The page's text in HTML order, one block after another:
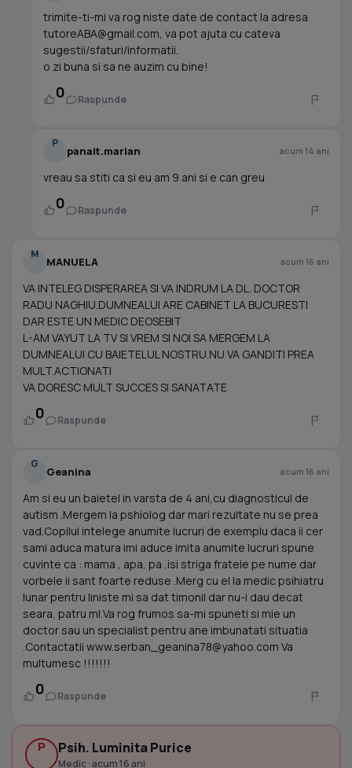
trimite-ti-mi va rog niste date de contact la adresa
tutoreABA@gmail.com, va pot ajuta cu cateva
sugestii/sfaturi/informatii.
o zi buna si sa ne auzim cu bine!
0 Raspunde
P
panait.marian acum 14 ani
vreau sa stiti ca si eu am 9 ani si e can greu
0 Raspunde
M
MANUELA acum 16 ani
VA INTELEG DISPERAREA SI VA INDRUM LA DL. DOCTOR
RADU NAGHIU.DUMNEALUI ARE CABINET LA BUCURESTI
DAR ESTE UN MEDIC DEOSEBIT
L-AM VAYUT LA TV SI VREM SI NOI SA MERGEM LA
DUMNEALUI CU BAIETELUL NOSTRU.NU VA GANDITI PREA
MULT.ACTIONATI
VA DORESC MULT SUCCES SI SANATATE
0 Raspunde
G
Geanina acum 16 ani
Am si eu un baietel in varsta de 4 ani,cu diagnosticul de
autism .Mergem la pshiolog dar mari rezultate nu se prea
vad.Copilul intelege anumite lucruri de exemplu daca ii cer
sami aduca matura imi aduce imita anumite lucruri spune
cuvinte ca : mama , apa, pa ,isi striga fratele pe nume dar
vorbele ii sant foarte reduse .Merg cu el la medic psihiatru
lunar pentru liniste mi sa dat timonil dar nu-i dau decat
seara, patru ml.Va rog frumos sa-mi spuneti si mie un
doctor sau un specialist pentru ane imbunatati situatia
.Contactatii www.serban_geanina78@yahoo.com Va
multumesc !!!!!!!
0 Raspunde
P Psih. Luminita Purice
Medic · acum 16 ani